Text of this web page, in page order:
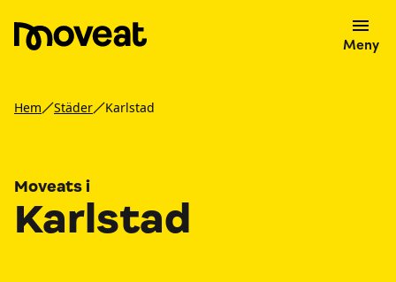
Meny
Hem Städer Karlstad
Moveats i
Karlstad